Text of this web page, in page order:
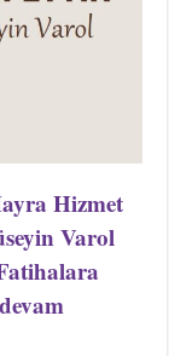
Hizmet
Varol